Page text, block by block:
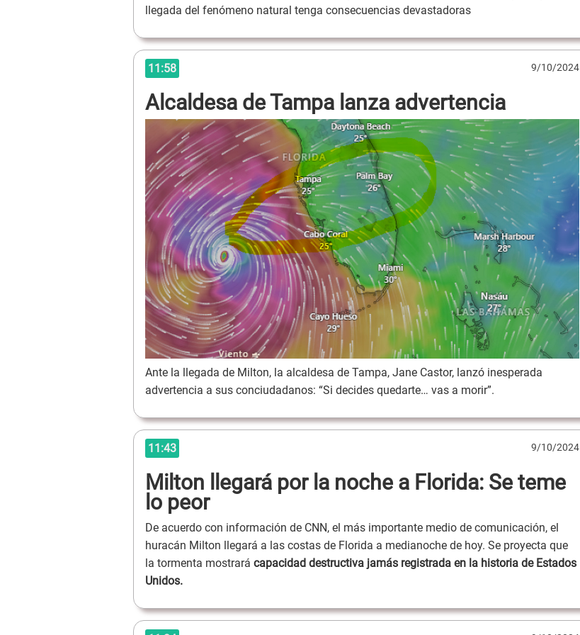
llegada del fenómeno natural tenga consecuencias devastadoras
11:58 9/10/2024
Alcaldesa de Tampa lanza advertencia
Ante la llegada de Milton, la alcaldesa de Tampa, Jane Castor, lanzó inesperada
advertencia a sus conciudadanos: “Si decides quedarte… vas a morir”.
11:43 9/10/2024
Milton llegará por la noche a Florida: Se teme
lo peor
De acuerdo con información de CNN, el más importante medio de comunicación, el
huracán Milton llegará a las costas de Florida a medianoche de hoy. Se proyecta que
la tormenta mostrará capacidad destructiva jamás registrada en la historia de Estados
Unidos.